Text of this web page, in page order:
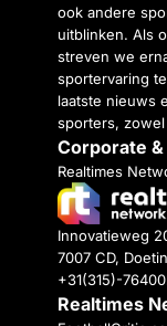
ook andere
uitblinken. Als
streven we
sportervaring
laatste nieuws
sporters,
Corporate
Realtimes
Innovatieweg
7007 CD,
+31(315)-
Realtimes